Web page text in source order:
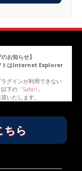
お知らせ】
トはInternet Explorer
グインが利用できない
下の「Safari 」
いたします。
ちら